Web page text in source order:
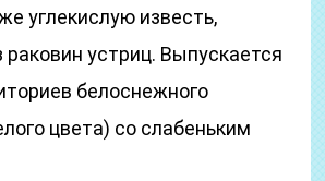
углекислую известь,
раковин устриц. Выпускается
белоснежного
цвета) со слабеньким